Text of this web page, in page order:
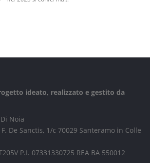
ideato, realizzato e gestito da
Noia
De Sanctis, 1/c 70029 Santeramo in Colle
P.I. 07331330725 REA BA 550012